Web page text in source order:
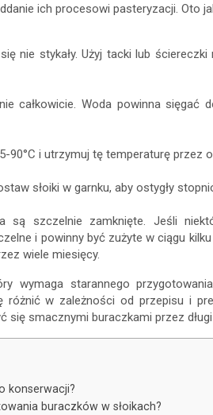
ich procesowi pasteryzacji. Oto
nie stykały. Użyj tacki lub
całkowicie. Woda powinna sięgać
i utrzymuj tę temperaturę przez
słoiki w garnku, aby ostygły
są szczelnie zamknięte. Jeśli
i powinny być zużyte w ciągu
wiele miesięcy.
wymaga starannego
w zależności od przepisu i
smacznymi buraczkami przez długi
konserwacji?
buraczków w słoikach?